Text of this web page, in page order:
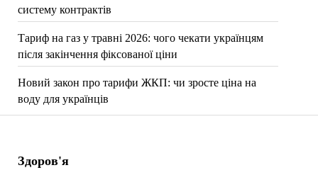
систему контрактів
Тариф на газ у травні 2026: чого чекати українцям
після закінчення фіксованої ціни
Новий закон про тарифи ЖКП: чи зросте ціна на
воду для українців
Здоров'я